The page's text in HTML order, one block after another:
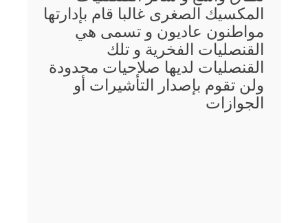
المكسيك الصغرى غالبا قام بإدارتها
مواطنون عاديون و تسمى هي
القنصليات الفخرية و تلك
القنصليات لديها صلاحيات محدودة
ولن تقوم بإصدار التأشيرات أو
الجوازات